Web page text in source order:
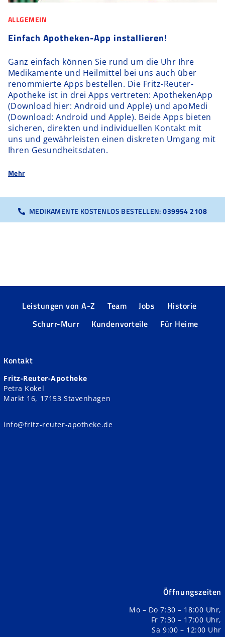
Einfach Apotheken-App installieren!
ALLGEMEIN
Ganz einfach können Sie rund um die Uhr Ihre
Medikamente und Heilmittel bei uns auch über
renommierte Apps bestellen. Die Fritz-Reuter-
Apotheke ist in drei Apps vertreten: ApothekenApp
(Download hier: Android und Apple) und apoMedi
(Download: Android und Apple). Beide Apps bieten
sicheren, direkten und individuellen Kontakt mit
uns und gewährleisten einen diskreten Umgang mit
Ihren Gesundheitsdaten.
Mehr
MEDIKAMENTE KOSTENLOS BESTELLEN:039954 2108
Leistungen von A-Z Team Jobs
Historie
Schurr-Murr
Kundenvorteile Für Heime
Kontakt
Fritz-Reuter-Apotheke
Petra Kokel
Markt 16, 17153 Stavenhagen
info@fritz-reuter-apotheke.de
Öffnungszeiten
Mo – Do 7:30 – 18:00 Uhr,
Fr 7:30 – 17:00 Uhr,
Sa 9:00 – 12:00 Uhr